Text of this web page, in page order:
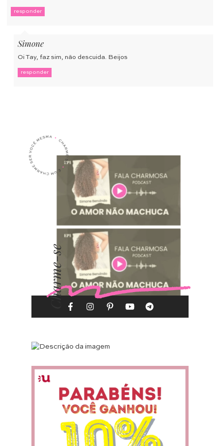
responder
Simone
Oi Tay, faz sim, não descuida. Beijos
responder
Charme-se